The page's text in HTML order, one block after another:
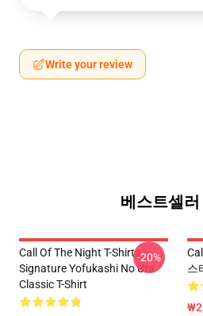
Write your review
베스트셀
Call Of The Night T-Shirts -
Signature Yofukashi No Uta
Classic T-Shirt
-20%
스